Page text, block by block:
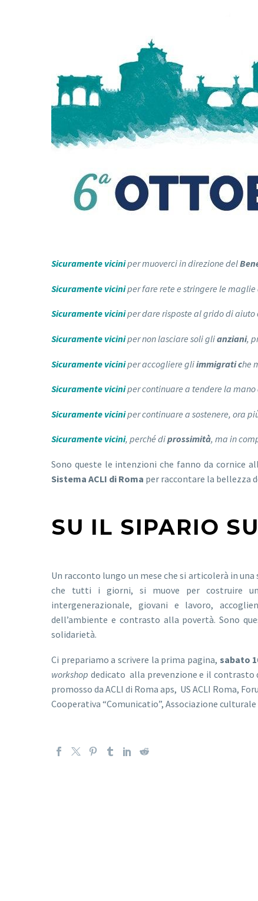
Sicuramente viciniper muoverci in direzione del
Sicuramente viciniper fare rete e stringere le
Sicuramente viciniper dare risposte al grido di aiuto
Sicuramente viciniper non lasciare soli glianziani,
Sicuramente viciniper accogliere gliimmigrati che
Sicuramente viciniper continuare a tendere la mano
Sicuramente viciniper continuare a sostenere, ora
Sicuramente vicini, perché diprossimità, ma in
Sono queste le intenzioni che fanno da cornice
Sistema ACLI di Roma per raccontare la bellezza
SU IL SIPARIO
Un racconto lungo un mese che si articolerà in
che tutti i giorni, si muove per costruire
intergenerazionale, giovani e lavoro,
dell’ambiente e contrasto alla povertà. Sono
solidarietà.
Ci prepariamo a scrivere la prima pagina, sabato
workshop dedicato alla prevenzione e il
promosso da ACLI di Roma aps, US ACLI Roma,
Cooperativa “Comunicatio”, Associazione culturale